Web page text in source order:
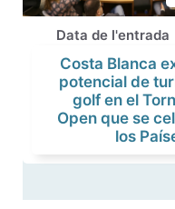
Data de l'entrada
Costa Blanca
potencial de
golf en el
Open que se
los